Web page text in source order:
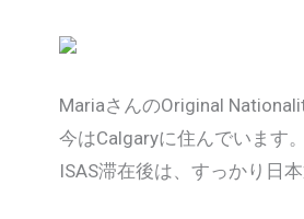
MariaさんのOriginal
今はCalgaryに住んでいます。
ISAS滞在後は、すっかり日